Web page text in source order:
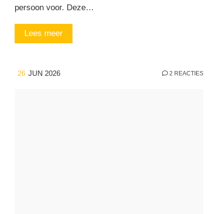
persoon voor. Deze…
Lees meer
26 JUN 2026 2 REACTIES